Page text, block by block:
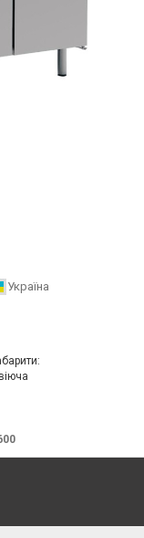
Україна